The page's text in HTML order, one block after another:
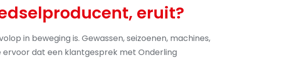
eruit?
in beweging is. Gewassen, seizoenen, machines,
ervoor dat een klantgesprek met Onderling